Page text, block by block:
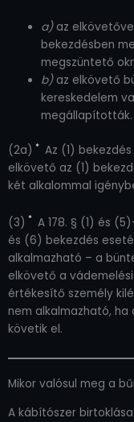
a) az
bekezdésben
megszüntető
b) az elkövető
kereskedelem
megállapították.
(2a) * Az (1)
elkövető az (1)
két alkalommal
(3) * A 178. § (1) és
és (6) bekezdés
alkalmazható – a
elkövető a
értékesítő személy
nem alkalmazható,
követik el.
Mikor valósul meg a
A kábítószer birtoklása